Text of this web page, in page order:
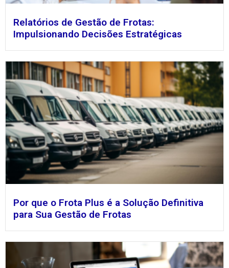
Relatórios de Gestão de Frotas:
Impulsionando Decisões Estratégicas
Por que o Frota Plus é a Solução Definitiva
para Sua Gestão de Frotas